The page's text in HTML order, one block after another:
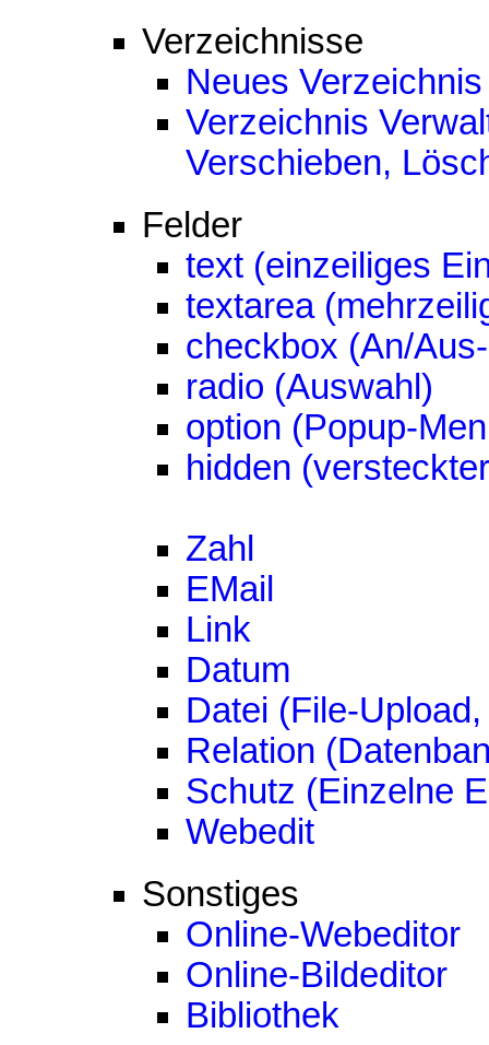
Verzeichnisse
Neues
Verzeichnis
Verschieben,
Felder
text (einzeiliges
textarea
checkbox (An/
radio (Auswahl)
option (Popup-
hidden
Zahl
EMail
Link
Datum
Datei (File-
Relation
Schutz (Einzelne
Webedit
Sonstiges
Online-Webeditor
Online-Bildeditor
Bibliothek